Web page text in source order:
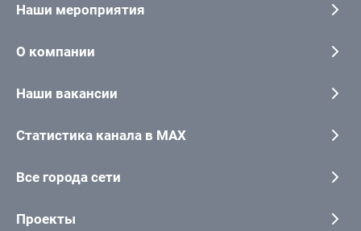
Наши мероприятия
О компании
Наши вакансии
Статистика канала в MAX
Все города сети
Проекты